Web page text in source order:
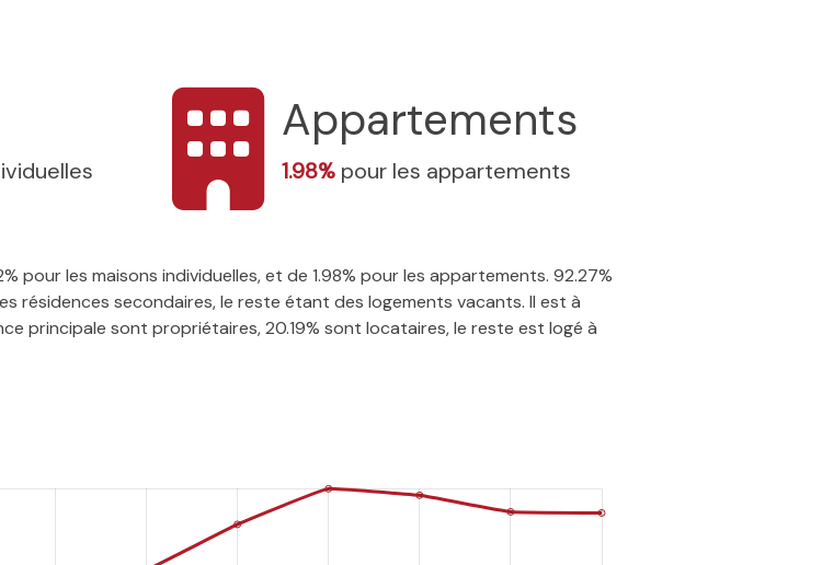
Appartements
1.98% pour les appartements
pour les maisons individuelles, et de 1.98% pour les appartements. 92.27%
résidences secondaires, le reste étant des logements vacants. Il est à
principale sont propriétaires, 20.19% sont locataires, le reste est logé à